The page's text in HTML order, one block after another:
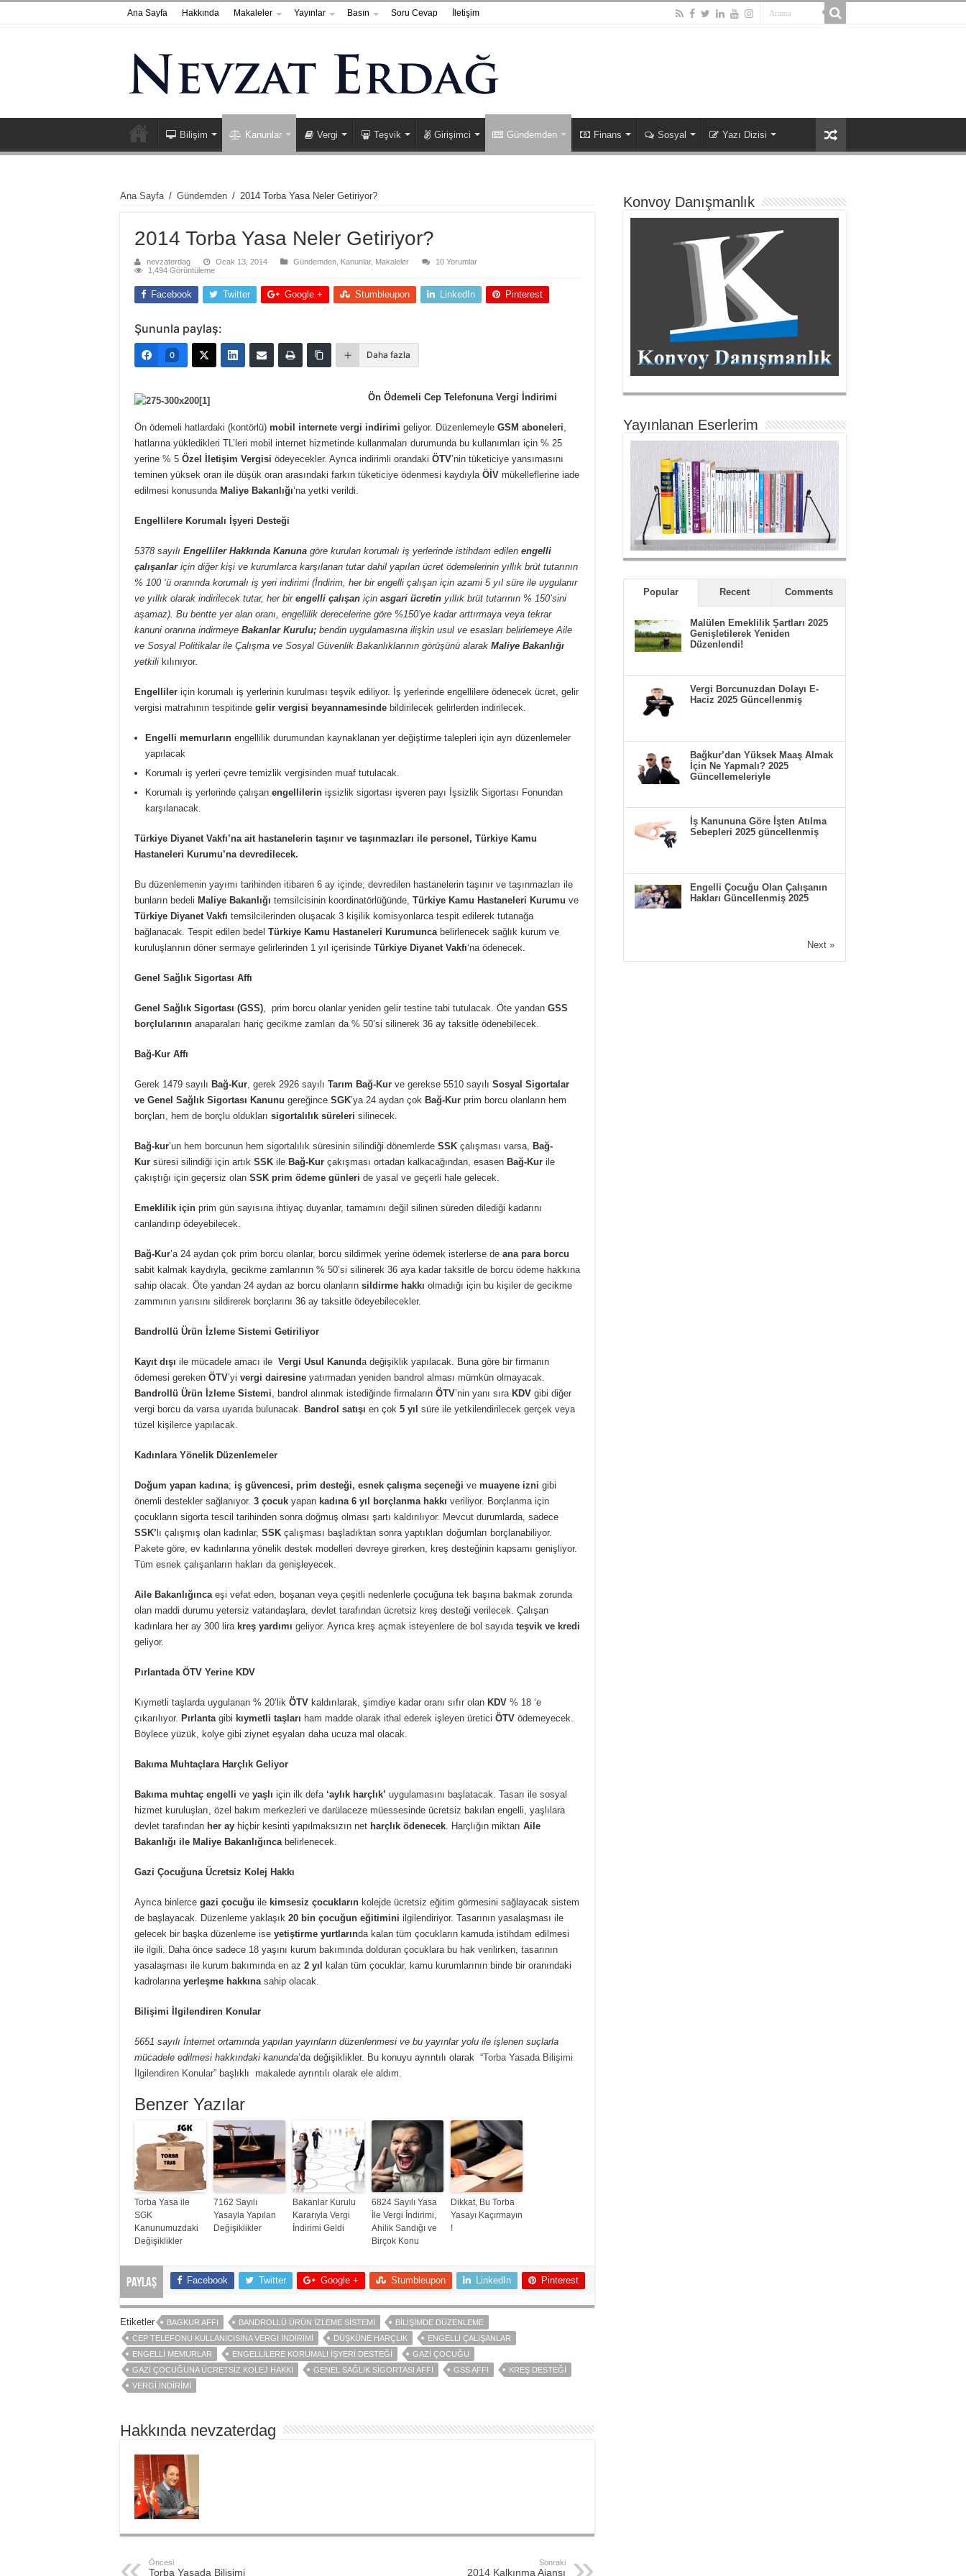
Ana Sayfa Hakkında Makaleler Yayınlar Basın Soru Cevap İletişim
Bilişim Kanunlar Vergi Teşvik Girişimci Gündemden Finans Sosyal Yazı Dizisi
Ana Sayfa / Gündemden / 2014 Torba Yasa Neler Getiriyor?
2014 Torba Yasa Neler Getiriyor?
nevzaterdag Ocak 13, 2014 Gündemden Kanunlar, Makaleler
10 Yorumlar
1,494 Görüntüleme
Facebook Twitter Google + Stumbleupon LinkedIn Pinterest
Şununla paylaş:
0 Daha fazla
Ön Ödemeli Cep Telefonuna Vergi İndirimi
Ön ödemeli hatlardaki (kontörlü) mobil internete vergi indirimi geliyor. Düzenlemeyle GSM aboneleri,
hatlarına yükledikleri TL’leri mobil internet hizmetinde kullanmaları durumunda bu kullanımları için % 25
yerine % 5 Özel İletişim Vergisi ödeyecekler. Ayrıca indirimli orandaki ÖTV’nin tüketiciye yansımasını
teminen yüksek oran ile düşük oran arasındaki farkın tüketiciye ödenmesi kaydıyla ÖİV mükelleflerine iade
edilmesi konusunda Maliye Bakanlığı’na yetki verildi.
Engellilere Korumalı İşyeri Desteği
5378 sayılı Engelliler Hakkında Kanuna göre kurulan korumalı iş yerlerinde istihdam edilen engelli
çalışanlariçin diğer kişi ve kurumlarca karşılanan tutar dahil yapılan ücret ödemelerinin yıllık brüt tutarının
% 100 ‘ü oranında korumalı iş yeri indirimi (İndirim, her bir engelli çalışan için azami 5 yıl süre ile uygulanır
ve yıllık olarak indirilecek tutar, her bir engelli çalışan için asgari ücretin yıllık brüt tutarının % 150’sini
aşamaz). Bu bentte yer alan oranı, engellilik derecelerine göre %150’ye kadar arttırmaya veya tekrar
kanuni oranına indirmeye Bakanlar Kurulu; bendin uygulamasına ilişkin usul ve esasları belirlemeye Aile
ve Sosyal Politikalar ile Çalışma ve Sosyal Güvenlik Bakanlıklarının görüşünü alarak Maliye Bakanlığı
yetkili kılınıyor.
Engelliler için korumalı iş yerlerinin kurulması teşvik ediliyor. İş yerlerinde engellilere ödenecek ücret, gelir
vergisi matrahının tespitinde gelir vergisi beyannamesinde bildirilecek gelirlerden indirilecek.
Engelli memurların engellilik durumundan kaynaklanan yer değiştirme talepleri için ayrı düzenlemeler
yapılacak
Korumalı iş yerleri çevre temizlik vergisinden muaf tutulacak.
Korumalı iş yerlerinde çalışan engellilerin işsizlik sigortası işveren payı İşsizlik Sigortası Fonundan
karşılanacak.
Türkiye Diyanet Vakfı’na ait hastanelerin taşınır ve taşınmazları ile personel, Türkiye Kamu
Hastaneleri Kurumu’na devredilecek.
Bu düzenlemenin yayımı tarihinden itibaren 6 ay içinde; devredilen hastanelerin taşınır ve taşınmazları ile
bunların bedeli Maliye Bakanlığı temsilcisinin koordinatörlüğünde, Türkiye Kamu Hastaneleri Kurumu ve
Türkiye Diyanet Vakfı temsilcilerinden oluşacak 3 kişilik komisyonlarca tespit edilerek tutanağa
bağlanacak. Tespit edilen bedel Türkiye Kamu Hastaneleri Kurumuncabelirlenecek sağlık kurum ve
kuruluşlarının döner sermaye gelirlerinden 1 yıl içerisinde Türkiye Diyanet Vakfı‘na ödenecek.
Genel Sağlık Sigortası Affı
Genel Sağlık Sigortası (GSS), prim borcu olanlar yeniden gelir testine tabi tutulacak. Öte yandan GSS
borçlularının anaparaları hariç gecikme zamları da % 50’si silinerek 36 ay taksitle ödenebilecek.
Bağ-Kur Affı
Gerek 1479 sayılı Bağ-Kur, gerek 2926 sayılı Tarım Bağ-Kur ve gerekse 5510 sayılı Sosyal Sigortalar
ve Genel Sağlık Sigortası Kanunu gereğince SGK’ya 24 aydan çok Bağ-Kur prim borcu olanların hem
borçları, hem de borçlu oldukları sigortalılık süreleri silinecek.
Bağ-kur’un hem borcunun hem sigortalılık süresinin silindiği dönemlerde SSK çalışması varsa, Bağ-
Kur süresi silindiği için artık SSK ile Bağ-Kur çakışması ortadan kalkacağından, esasen Bağ-Kur ile
çakıştığı için geçersiz olan SSK prim ödeme günleri de yasal ve geçerli hale gelecek.
Emeklilik için prim gün sayısına ihtiyaç duyanlar, tamamını değil silinen süreden dilediği kadarını
canlandırıp ödeyebilecek.
Bağ-Kur’a 24 aydan çok prim borcu olanlar, borcu sildirmek yerine ödemek isterlerse de ana para borcu
sabit kalmak kaydıyla, gecikme zamlarının % 50’si silinerek 36 aya kadar taksitle de borcu ödeme hakkına
sahip olacak. Öte yandan 24 aydan az borcu olanların sildirme hakkı olmadığı için bu kişiler de gecikme
zammının yarısını sildirerek borçlarını 36 ay taksitle ödeyebilecekler.
Bandrollü Ürün İzleme Sistemi Getiriliyor
Kayıt dışı ile mücadele amacı ile Vergi Usul Kanunda değişiklik yapılacak. Buna göre bir firmanın
ödemesi gereken ÖTV’yi vergi dairesine yatırmadan yeniden bandrol alması mümkün olmayacak.
Bandrollü Ürün İzleme Sistemi, bandrol alınmak istediğinde firmaların ÖTV’nin yanı sıra KDV gibi diğer
vergi borcu da varsa uyarıda bulunacak. Bandrol satışı en çok 5 yıl süre ile yetkilendirilecek gerçek veya
tüzel kişilerce yapılacak.
Kadınlara Yönelik Düzenlemeler
Doğum yapan kadına; iş güvencesi, prim desteği, esnek çalışma seçeneği ve muayene izni gibi
önemli destekler sağlanıyor. 3 çocuk yapan kadına 6 yıl borçlanma hakkı veriliyor. Borçlanma için
çocukların sigorta tescil tarihinden sonra doğmuş olması şartı kaldırılıyor. Mevcut durumlarda, sadece
SSK’ lı çalışmış olan kadınlar, SSK çalışması başladıktan sonra yaptıkları doğumları borçlanabiliyor.
Pakete göre, ev kadınlarına yönelik destek modelleri devreye girerken, kreş desteğinin kapsamı genişliyor.
Tüm esnek çalışanların hakları da genişleyecek.
Aile Bakanlığıncaeşi vefat eden, boşanan veya çeşitli nedenlerle çocuğuna tek başına bakmak zorunda
olan maddi durumu yetersiz vatandaşlara, devlet tarafından ücretsiz kreş desteği verilecek. Çalışan
kadınlara her ay 300 lirakreş yardımı geliyor. Ayrıca kreş açmak isteyenlere de bol sayıda teşvik ve kredi
geliyor.
Pırlantada ÖTV Yerine KDV
Kıymetli taşlarda uygulanan % 20’lik ÖTV kaldırılarak, şimdiye kadar oranı sıfır olan KDV % 18 ‘e
çıkarılıyor. Pırlantagibi kıymetli taşları ham madde olarak ithal ederek işleyen üretici ÖTV ödemeyecek.
Böylece yüzük, kolye gibi ziynet eşyaları daha ucuza mal olacak.
Bakıma Muhtaçlara Harçlık Geliyor
Bakıma muhtaç engelli ve yaşlı için ilk defa ‘aylık harçlık’ uygulamasını başlatacak. Tasarı ile sosyal
hizmet kuruluşları, özel bakım merkezleri ve darülaceze müessesinde ücretsiz bakılan engelli, yaşlılara
devlet tarafından her ay hiçbir kesinti yapılmaksızın net harçlık ödenecek. Harçlığın miktarı Aile
Bakanlığı ile Maliye Bakanlığıncabelirlenecek.
Gazi Çocuğuna Ücretsiz Kolej Hakkı
Ayrıca binlerce gazi çocuğu ile kimsesiz çocukların kolejde ücretsiz eğitim görmesini sağlayacak sistem
de başlayacak. Düzenleme yaklaşık 20 bin çocuğun eğitimini ilgilendiriyor. Tasarının yasalaşması ile
gelecek bir başka düzenleme ise yetiştirme yurtlarında kalan tüm çocukların kamuda istihdam edilmesi
ile ilgili. Daha önce sadece 18 yaşını kurum bakımında dolduran çocuklara bu hak verilirken, tasarının
yasalaşması ile kurum bakımında en az 2 yıl
kalan tüm çocuklar, kamu kurumlarının binde bir oranındaki
kadrolarına yerleşme hakkınasahip olacak.
Bilişimi İlgilendiren Konular
5651 sayılı İnternet ortamında yapılan yayınların düzenlenmesi ve bu yayınlar yolu ile işlenen suçlarla
mücadele edilmesi hakkındaki kanunda’da değişiklikler. Bu konuyu ayrıntılı olarak “Torba Yasada Bilişimi
İlgilendiren Konular” başlıklı makalede ayrıntılı olarak ele aldım.
Benzer Yazılar
Torba Yasa ile
SGK
Kanunumuzdaki
Değişiklikler
7162 Sayılı
Yasayla Yapılan
Değişiklikler
Bakanlar Kurulu
Kararıyla Vergi
İndirimi Geldi
6824 Sayılı Yasa
İle Vergi İndirimi,
Ahilik Sandığı ve
Birçok Konu
Dikkat, Bu Torba
Yasayı Kaçırmayın
!
Paylaş Facebook Twitter Google + Stumbleupon LinkedIn Pinterest
Etiketler BAGKUR AFFI BANDROLLÜ ÜRÜN İZLEME SISTEMI
BILIŞIMDE DÜZENLEME
CEP TELEFONU KULLANICISINA VERGI İNDIRIMI
DÜŞKÜNE HARÇLIK
ENGELLI ÇALIŞANLAR
ENGELLI MEMURLAR
ENGELLILERE KORUMALI İŞYERI DESTEĞI
GAZI ÇOCUĞU
GAZI ÇOCUĞUNA ÜCRETSIZ KOLEJ HAKKI
GENEL SAĞLIK SIGORTASI AFFI GSS AFFI
KREŞ DESTEĞI
VERGI INDIRIMI
Hakkında nevzaterdag
Öncesi
Torba Yasada Bilişimi
Sonraki
2014 Kalkınma Ajansı
Konvoy Danışmanlık
Yayınlanan Eserlerim
Popular Recent Comments
Malülen Emeklilik Şartları 2025
Genişletilerek Yeniden
Düzenlendi!
Vergi Borcunuzdan Dolayı E-
Haciz 2025 Güncellenmiş
Bağkur’dan Yüksek Maaş Almak
İçin Ne Yapmalı? 2025
Güncellemeleriyle
İş Kanununa Göre İşten Atılma
Sebepleri 2025 güncellenmiş
Engelli Çocuğu Olan Çalışanın
Hakları Güncellenmiş 2025
Next »